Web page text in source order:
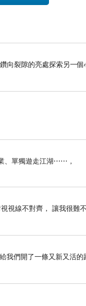
向裂隙的亮處探索另一
、單獨遊走江湖⋯⋯，
視線不對齊， 讓我很難不
我們開了一條又新又活的